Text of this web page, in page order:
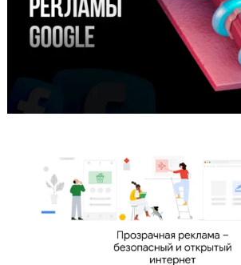
Реклама в Google является одним
способов привлечения клиентов в
прежде чем начать рекламную
сколько это будет стоить.
зависит от множества факторов,
Библиотека
2023